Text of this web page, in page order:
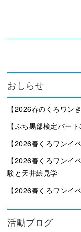
おしらせ
【2026春のくろワン
【ぷち黒部検定パート
【2026春くろワンイ
【2026春くろワン
験と天井絵見学
【2026春くろワンイ
活動ブログ